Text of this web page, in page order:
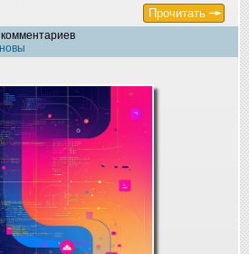
Прочитать